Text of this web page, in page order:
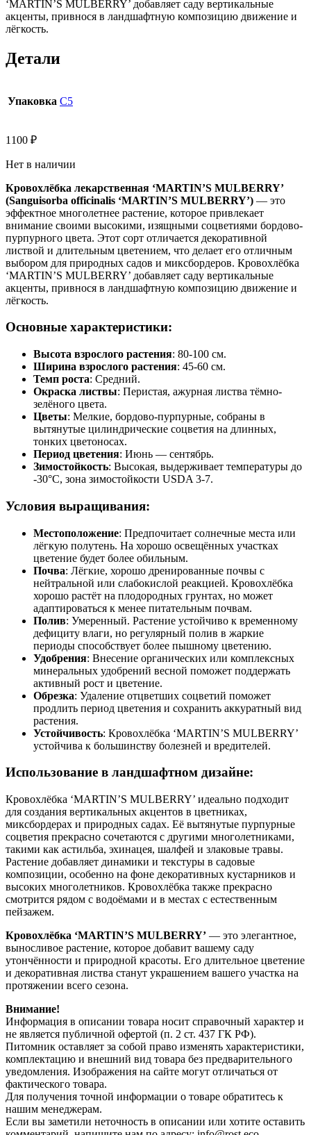
‘MARTIN’S MULBERRY’ добавляет саду вертикальные
акценты, привнося в ландшафтную композицию движение и
лёгкость.
Детали
Упаковка С5
1100 ₽
Нет в наличии
Кровохлёбка лекарственная ‘MARTIN’S MULBERRY’
(Sanguisorba officinalis ‘MARTIN’S MULBERRY’) — это
эффектное многолетнее растение, которое привлекает
внимание своими высокими, изящными соцветиями бордово-
пурпурного цвета. Этот сорт отличается декоративной
листвой и длительным цветением, что делает его отличным
выбором для природных садов и миксбордеров. Кровохлёбка
‘MARTIN’S MULBERRY’ добавляет саду вертикальные
акценты, привнося в ландшафтную композицию движение и
лёгкость.
Основные характеристики:
Высота взрослого растения: 80-100 см.
Ширина взрослого растения: 45-60 см.
Темп роста: Средний.
Окраска листвы: Перистая, ажурная листва тёмно-
зелёного цвета.
Цветы: Мелкие, бордово-пурпурные, собраны в
вытянутые цилиндрические соцветия на длинных,
тонких цветоносах.
Период цветения: Июнь — сентябрь.
Зимостойкость: Высокая, выдерживает температуры до
-30°C, зона зимостойкости USDA 3-7.
Условия выращивания:
Местоположение: Предпочитает солнечные места или
лёгкую полутень. На хорошо освещённых участках
цветение будет более обильным.
Почва: Лёгкие, хорошо дренированные почвы с
нейтральной или слабокислой реакцией. Кровохлёбка
хорошо растёт на плодородных грунтах, но может
адаптироваться к менее питательным почвам.
Полив: Умеренный. Растение устойчиво к временному
дефициту влаги, но регулярный полив в жаркие
периоды способствует более пышному цветению.
Удобрения: Внесение органических или комплексных
минеральных удобрений весной поможет поддержать
активный рост и цветение.
Обрезка: Удаление отцветших соцветий поможет
продлить период цветения и сохранить аккуратный вид
растения.
Устойчивость: Кровохлёбка ‘MARTIN’S MULBERRY’
устойчива к большинству болезней и вредителей.
Использование в ландшафтном дизайне:
Кровохлёбка ‘MARTIN’S MULBERRY’ идеально подходит
для создания вертикальных акцентов в цветниках,
миксбордерах и природных садах. Её вытянутые пурпурные
соцветия прекрасно сочетаются с другими многолетниками,
такими как астильба, эхинацея, шалфей и злаковые травы.
Растение добавляет динамики и текстуры в садовые
композиции, особенно на фоне декоративных кустарников и
высоких многолетников. Кровохлёбка также прекрасно
смотрится рядом с водоёмами и в местах с естественным
пейзажем.
Кровохлёбка ‘MARTIN’S MULBERRY’ — это элегантное,
выносливое растение, которое добавит вашему саду
утончённости и природной красоты. Его длительное цветение
и декоративная листва станут украшением вашего участка на
протяжении всего сезона.
Внимание!
Информация в описании товара носит справочный характер и
не является публичной офертой (п. 2 ст. 437 ГК РФ).
Питомник оставляет за собой право изменять характеристики,
комплектацию и внешний вид товара без предварительного
уведомления. Изображения на сайте могут отличаться от
фактического товара.
Для получения точной информации о товаре обратитесь к
нашим менеджерам.
Если вы заметили неточность в описании или хотите оставить